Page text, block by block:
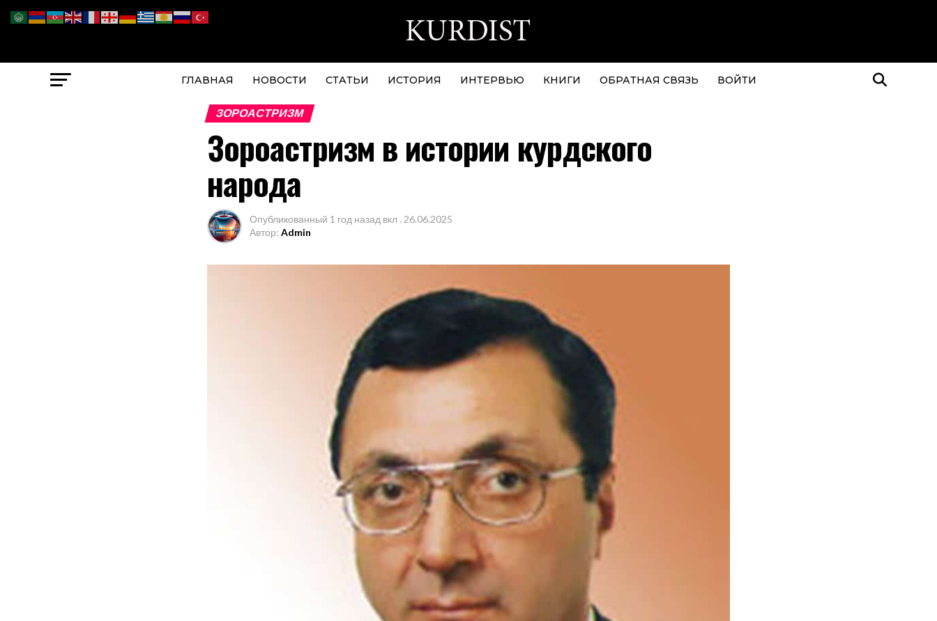
ГЛАВНАЯ НОВОСТИ СТАТЬИ ИСТОРИЯ ИНТЕРВЬЮ КНИГИ ОБРАТНАЯ СВЯЗЬ ВОЙТИ
ЗОРОАСТРИЗМ
Зороастризм в истории курдского
народа
Опубликованный 1 год назад вкл . 26.06.2025
Автор: Admin